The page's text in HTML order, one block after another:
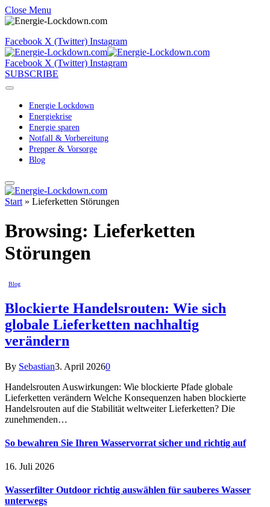
Close Menu
Facebook X (Twitter) Instagram
Facebook X (Twitter) Instagram
SUBSCRIBE
Energie Lockdown
Energiekrise
Energie sparen
Notfall & Vorbereitung
Prepper & Vorsorge
Blog
Start » Lieferketten Störungen
Browsing: Lieferketten
Störungen
Blog
Blockierte Handelsrouten: Wie sich
globale Lieferketten nachhaltig
verändern
By Sebastian3. April 20260
Handelsrouten Auswirkungen: Wie blockierte Pfade globale
Lieferketten verändern Welche Konsequenzen haben blockierte
Handelsrouten auf die Stabilität weltweiter Lieferketten? Die
zunehmenden…
So bewahren Sie Ihren Wasservorrat sicher und richtig auf
16. Juli 2026
Wasserfilter Outdoor richtig auswählen für sauberes Wasser
unterwegs